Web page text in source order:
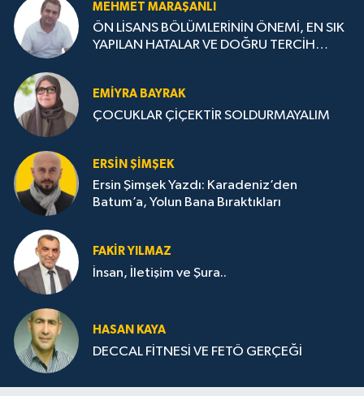
MEHMET MARAŞANLI
ÖN LİSANS BÖLÜMLERİNİN ÖNEMİ, EN SIK
YAPILAN HATALAR VE DOĞRU TERCİH
EMIYRA BAYRAK
ÇOCUKLAR ÇİÇEKTİR SOLDURMAYALIM
ERSIN ŞIMŞEK
Ersin Şimşek Yazdı: Karadeniz’den
Batum’a, Yolun Bana Bıraktıkları
FAKIR YILMAZ
İnsan, İletişim ve Şura..
HASAN KAYA
DECCAL FİTNESİ VE FETÖ GERÇEĞİ